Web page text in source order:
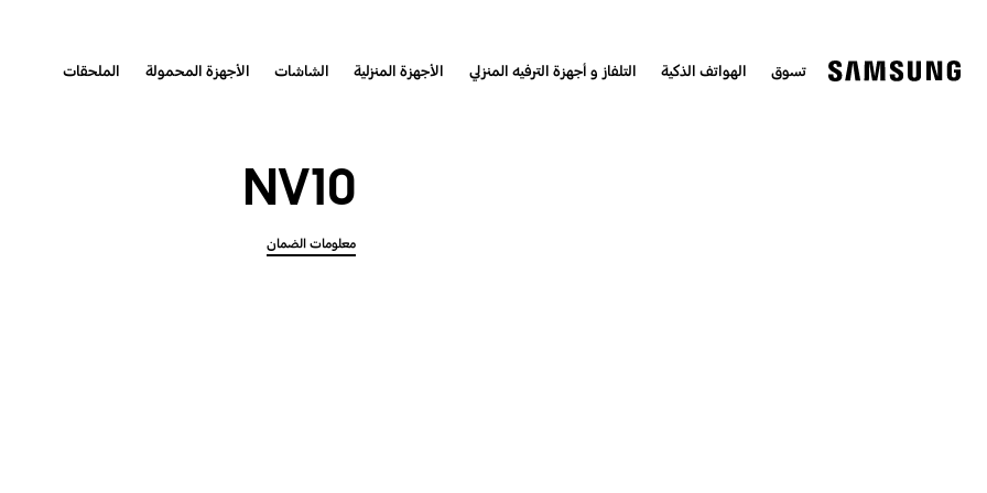
تسوق الهواتف الذكية التلفاز و أجهزة الترفيه المنزلي الأجهزة المنزلية الشاشات الأجهزة المحمولة الملحقات
NV10
معلومات الضمان